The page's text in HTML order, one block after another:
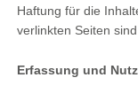
Haftung für die
verlinkten Seiten
Erfassung und